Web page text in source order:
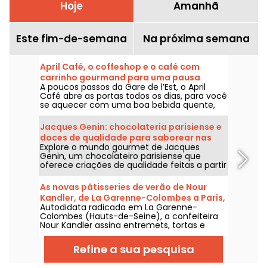
Hoje Amanhã
Este fim-de-semana Na próxima semana
April Café, o coffeshop e o café com
carrinho gourmand para uma pausa
aconchegante no 10e
A poucos passos da Gare de l’Est, o April
Café abre as portas todos os dias, para você
se aquecer com uma boa bebida quente,
para fazer uma pausa para o lanche ou
passar um momento tranquilo e abrigado.
Jacques Genin: chocolateria parisiense e
doces de qualidade para saborear nas
margens esquerda e direita
Explore o mundo gourmet de Jacques
Genin, um chocolateiro parisiense que
oferece criações de qualidade feitas a partir
de ingredientes crus.
As novas pâtisseries de verão de Nour
Kandler, de La Garenne-Colombes a Paris,
e seus ateliês
Autodidata radicada em La Garenne-
Colombes (Hauts-de-Seine), a confeiteira
Nour Kandler assina entremets, tortas e
flans incríveis, inteiramente caseiros, sob
encomenda. Experimentámos a sua nova
coleção de verão com frutas para o verão
de 2026, e vamos levá-lo à descoberta
Refine a sua pesquisa